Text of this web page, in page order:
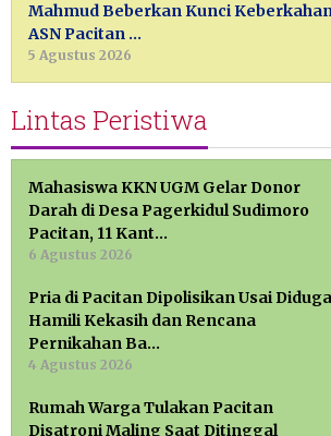
Mahmud Beberkan Kunci
ASN Pacitan …
5 Agustus 2026
Lintas Peristiwa
Mahasiswa KKN UGM Gelar Donor
Darah di Desa Pagerkidul Sudimoro
Pacitan, 11 Kant…
6 Agustus 2026
Pria di Pacitan Dipolisikan Usai Diduga
Hamili Kekasih dan Rencana
Pernikahan Ba…
4 Agustus 2026
Rumah Warga Tulakan Pacitan
Disatroni Maling Saat Ditinggal